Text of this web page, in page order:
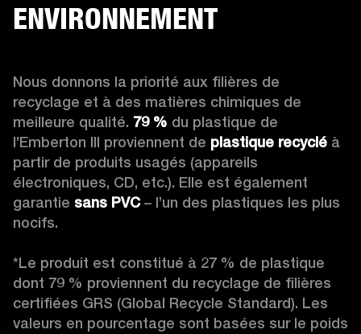
ENVIRONNEMENT
Nous donnons la priorité aux filières de
recyclage et à des matières chimiques de
meilleure qualité. 79 % du plastique de
l’Emberton III proviennent de plastique recyclé à
partir de produits usagés (appareils
électroniques, CD, etc.). Elle est également
garantie sans PVC – l’un des plastiques les plus
nocifs.
*Le produit est constitué à 27 % de plastique
dont 79 % proviennent du recyclage de filières
certifiées GRS (Global Recycle Standard). Les
valeurs en pourcentage sont basées sur le poids